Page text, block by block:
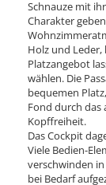
Schnauze mit
Charakter
Holz und Leder,
Platzangebot
wählen. Die
bequemen
Fond durch das
Kopffreiheit.
Das Cockpit
Viele Bedien-
verschwinden
bei Bedarf